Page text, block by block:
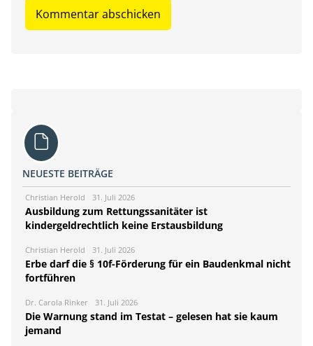
NEUESTE BEITRÄGE
Christian Herold 31. Juli 2026
Ausbildung zum Rettungssanitäter ist
kindergeldrechtlich keine Erstausbildung
Christian Herold 31. Juli 2026
Erbe darf die § 10f-Förderung für ein Baudenkmal nicht
fortführen
Dr. Carola Rinker 31. Juli 2026
Die Warnung stand im Testat – gelesen hat sie kaum
jemand